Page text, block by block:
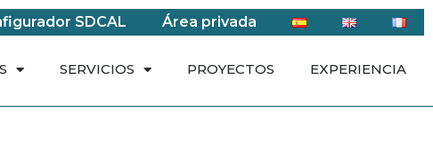
SDCAL Área privada
SERVICIOS PROYECTOS EXPERIENCIA